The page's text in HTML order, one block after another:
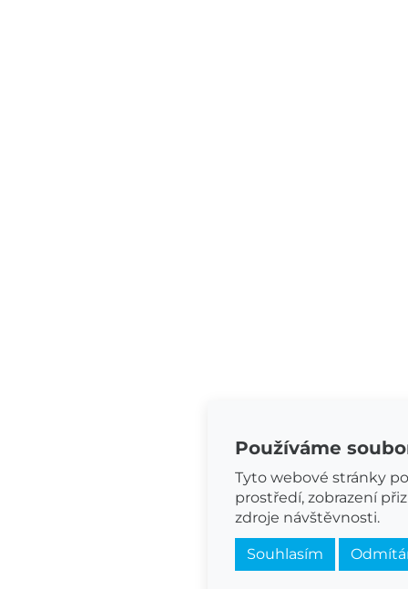
Používáme
Tyto webové stránky
prostředí, zobrazení
zdroje návštěvnosti.
Souhlasím